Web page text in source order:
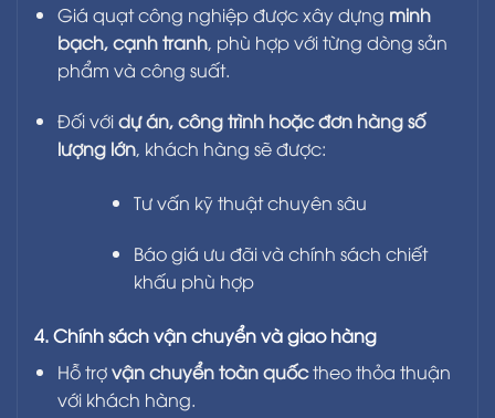
Giá quạt công nghiệp được xây dựng minh
bạch, cạnh tranh, phù hợp với từng dòng sản
phẩm và công suất.
Đối vớidự án, công trình hoặc đơn hàng số
lượng lớn, khách hàng sẽ được:
Tư vấn kỹ thuật chuyên sâu
Báo giá ưu đãi và chính sách chiết
khấu phù hợp
4. Chính sách vận chuyển và giao hàng
Hỗ trợvận chuyển toàn quốctheo thỏa thuận
với khách hàng.